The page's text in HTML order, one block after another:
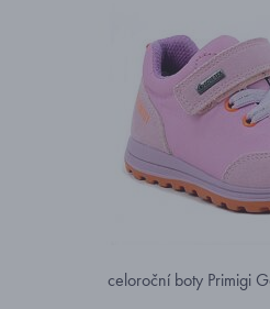
celoroční boty Primigi